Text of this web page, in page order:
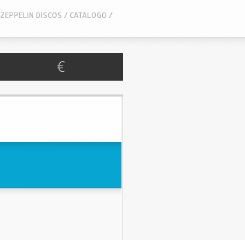
ZEPPELIN DISCOS / CATALOGO /
€